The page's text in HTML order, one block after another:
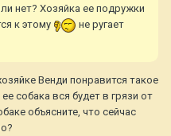
нет? Хозяйка ее подружки
к этому
не ругает
Венди понравится такое
собака вся будет в грязи от
объясните, что сейчас